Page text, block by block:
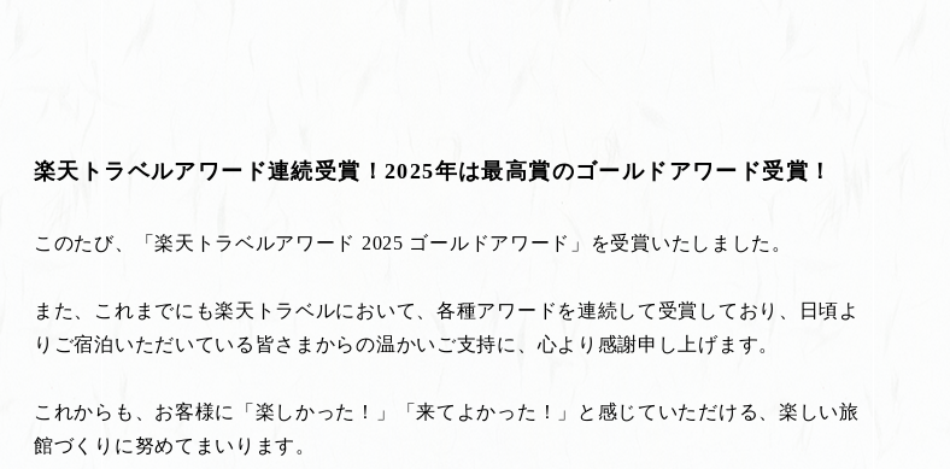
楽天トラベルアワード連続受賞！2025年は最高賞のゴールドアワード受賞！
このたび、「楽天トラベルアワード 2025 ゴールドアワード」を受賞いたしました。
また、これまでにも楽天トラベルにおいて、各種アワードを連続して受賞しており、日頃よ
りご宿泊いただいている皆さまからの温かいご支持に、心より感謝申し上げます。
これからも、お客様に「楽しかった！」「来てよかった！」と感じていただける、楽しい旅
館づくりに努めてまいります。